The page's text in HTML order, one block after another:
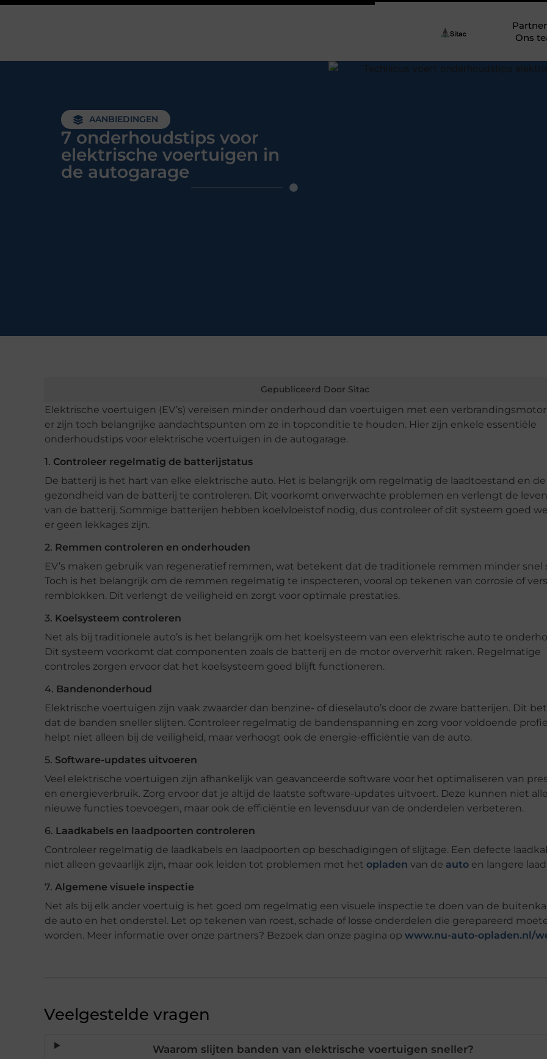
Ons
AANBIEDINGEN
7 onderhoudstips voor
elektrische voertuigen in
de autogarage
Gepubliceerd Door Sitac
Elektrische voertuigen (EV’s) vereisen minder onderhoud dan voertuigen met een
er zijn toch belangrijke aandachtspunten om ze in topconditie te houden. Hier zijn enkele essentiële
onderhoudstips voor elektrische voertuigen in de autogarage.
1. Controleer regelmatig de batterijstatus
De batterij is het hart van elke elektrische auto. Het is belangrijk om regelmatig de laadtoestand en de
gezondheid van de batterij te controleren. Dit voorkomt onverwachte problemen en verlengt de
van de batterij. Sommige batterijen hebben koelvloeistof nodig, dus controleer of dit systeem goed
er geen lekkages zijn.
2. Remmen controleren en onderhouden
EV’s maken gebruik van regeneratief remmen, wat betekent dat de traditionele remmen minder snel
Toch is het belangrijk om de remmen regelmatig te inspecteren, vooral op tekenen van corrosie of
remblokken. Dit verlengt de veiligheid en zorgt voor optimale prestaties.
3. Koelsysteem controleren
Net als bij traditionele auto’s is het belangrijk om het koelsysteem van een elektrische auto te
Dit systeem voorkomt dat componenten zoals de batterij en de motor oververhit raken. Regelmatige
controles zorgen ervoor dat het koelsysteem goed blijft functioneren.
4. Bandenonderhoud
Elektrische voertuigen zijn vaak zwaarder dan benzine- of dieselauto’s door de zware batterijen. Dit
dat de banden sneller slijten. Controleer regelmatig de bandenspanning en zorg voor voldoende
helpt niet alleen bij de veiligheid, maar verhoogt ook de energie-efficiëntie van de auto.
5. Software-updates uitvoeren
Veel elektrische voertuigen zijn afhankelijk van geavanceerde software voor het optimaliseren van
en energieverbruik. Zorg ervoor dat je altijd de laatste software-updates uitvoert. Deze kunnen niet
nieuwe functies toevoegen, maar ook de efficiëntie en levensduur van de onderdelen verbeteren.
6. Laadkabels en laadpoorten controleren
Controleer regelmatig de laadkabels en laadpoorten op beschadigingen of slijtage. Een defecte
niet alleen gevaarlijk zijn, maar ook leiden tot problemen met het opladen van de auto en langere
7. Algemene visuele inspectie
Net als bij elk ander voertuig is het goed om regelmatig een visuele inspectie te doen van de
de auto en het onderstel. Let op tekenen van roest, schade of losse onderdelen die gerepareerd
worden. Meer informatie over onze partners? Bezoek dan onze pagina op www.nu-auto-opladen.nl/
Veelgestelde vragen
Waarom slijten banden van elektrische voertuigen sneller?